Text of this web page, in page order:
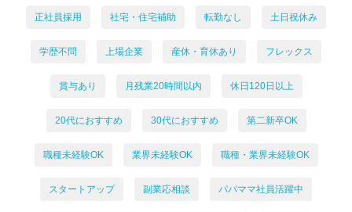
正社員採用 社宅・住宅補助 転勤なし 土日祝休み
学歴不問 上場企業 産休・育休あり フレックス
賞与あり 月残業20時間以内 休日120日以上
20代におすすめ 30代におすすめ 第二新卒OK
職種未経験OK 業界未経験OK 職種・業界未経験OK
スタートアップ 副業応相談 パパママ社員活躍中